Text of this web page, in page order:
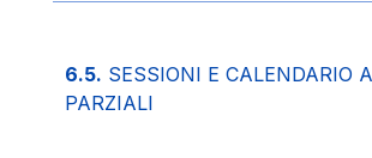
6.5. SESSIONI E CALENDARIO
PARZIALI